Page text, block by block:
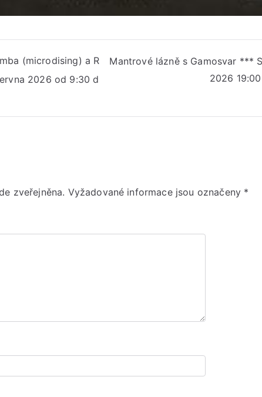
(microdising) a R
2026 od 9:30 d
Mantrové lázně s Gamosvar ***
2026
zveřejněna. Vyžadované informace jsou označeny *